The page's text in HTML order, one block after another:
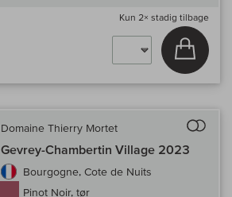
Kun 2× stadig tilbage
Læg i
Domaine Thierry Mortet
Gevrey-Chambertin Village 2023
Bourgogne, Cote de Nuits
Pinot Noir, tør